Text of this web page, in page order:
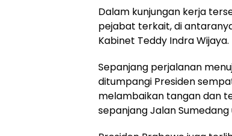
Dalam kunjungan kerja
pejabat terkait, di
Kabinet Teddy Indra Wijaya.
Sepanjang perjalanan
ditumpangi Presiden
melambaikan tangan dan
sepanjang Jalan